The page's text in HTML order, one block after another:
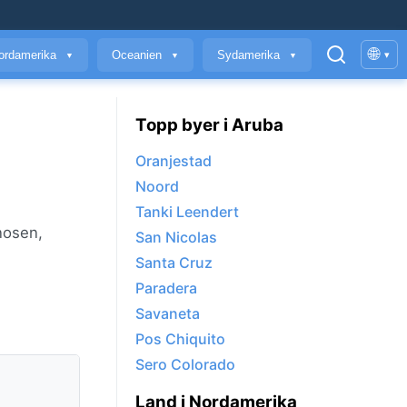
▼ Oceanien ▼ Sydamerika ▼ 🌐 ▾
Topp byer i Aruba
Oranjestad
Noord
Tanki Leendert
San Nicolas
Santa Cruz
Paradera
Savaneta
Pos Chiquito
Sero Colorado
Land i Nordamerika